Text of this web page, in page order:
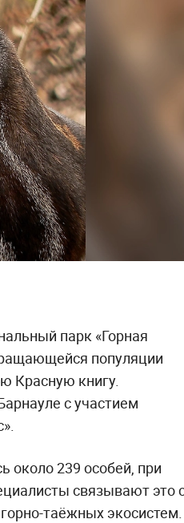
парк «Горная
популяции
Красную книгу.
с участием
около 239 особей, при
связывают это
таёжных экосистем.